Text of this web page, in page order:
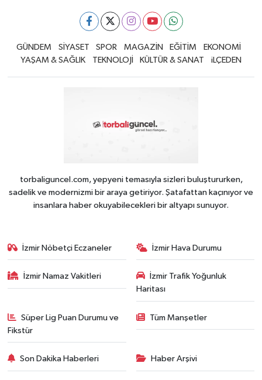
GÜNDEM SİYASET SPOR MAGAZİN EĞİTİM
EKONOMİ
YAŞAM & SAĞLIK
TEKNOLOJİ KÜLTÜR & SANAT iLÇEDEN
torbaliguncel.com, yepyeni temasıyla sizleri buluştururken,
sadelik ve modernizmi bir araya getiriyor. Şatafattan kaçınıyor ve
insanlara haber okuyabilecekleri bir altyapı sunuyor.
İzmir Nöbetçi Eczaneler İzmir Hava Durumu
İzmir Namaz Vakitleri
İzmir Trafik Yoğunluk
Haritası
Süper Lig Puan Durumu ve
Fikstür
Tüm Manşetler
Son Dakika Haberleri Haber Arşivi